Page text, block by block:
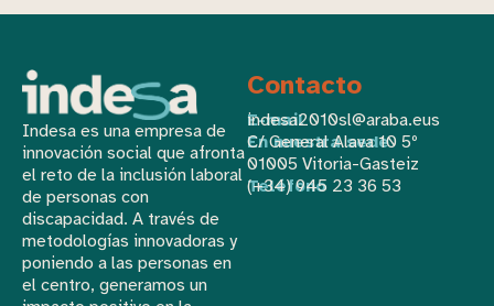
Indesa es una empresa de
innovación social que afronta
el reto de la inclusión laboral
de personas con
discapacidad. A través de
metodologías innovadoras y
poniendo a las personas en
el centro, generamos un
Contacto
E-mail
indesa2010sl@araba.eus
En nuestra sede
C/ General Alava 10 5º
01005 Vitoria-Gasteiz
Teléfono
(+34) 945 23 36 53